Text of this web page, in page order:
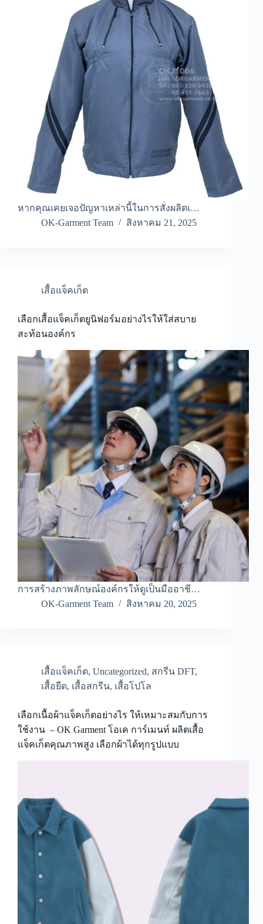
หากคุณเคยเจอปัญหาเหล่านี้ในการสั่งผลิตเ…
OK-Garment Team
สิงหาคม 21, 2025
เสื้อแจ็คเก็ต
เลือกเสื้อแจ็คเก็ตยูนิฟอร์มอย่างไรให้ใส่สบาย
สะท้อนองค์กร
การสร้างภาพลักษณ์องค์กรให้ดูเป็นมืออาชี…
OK-Garment Team
สิงหาคม 20, 2025
เสื้อแจ็คเก็ต, Uncategorized, สกรีน DFT,
เสื้อยืด, เสื้อสกรีน, เสื้อโปโล
เลือกเนื้อผ้าแจ็คเก็ตอย่างไร ให้เหมาะสมกับการ
ใช้งาน – OK Garment โอเค การ์เมนท์ ผลิตเสื้อ
แจ็คเก็ตคุณภาพสูง เลือกผ้าได้ทุกรูปแบบ